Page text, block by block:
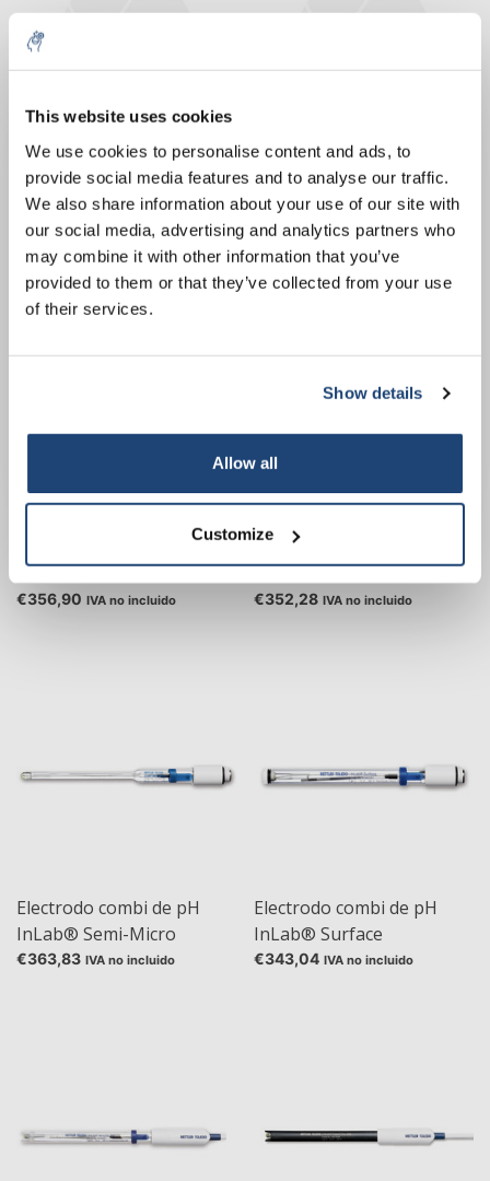
This website uses cookies
We use cookies to personalise content and ads, to
provide social media features and to analyse our traffic.
We also share information about your use of our site with
our social media, advertising and analytics partners who
may combine it with other information that you’ve
provided to them or that they’ve collected from your use
of their services.
Show details
Allow all
Customize
Adaptador para electrodos
de pH combinados, Gesch.
para: Electrodos de pH
combinados con BNC +
tapón de cinch y medidor
de pH con DIN 19262 +
€54,18 IVA no incluido
Adaptador para electrodos
de pH combinados, Gesch.
para: Electrodos de pH
combinados con enchufe
BNC y medidor de pH con
€37,08 IVA no incluido
Electrodo combi de pH
InLab® RoutinePro con
sensor de temperatura
€356,90 IVA no incluido
Electrodo combi de pH
InLab® Science
€352,28 IVA no incluido
Electrodo combi de pH
InLab® Semi-Micro
€363,83 IVA no incluido
Electrodo combi de pH
InLab® Surface
€343,04 IVA no incluido
5% off for your next order
Sign up for our newsletter to stay informed about
our new products, and receive a 10% discount on
your next purchase for all chemical products from
our own brand 😀
Your discount applies to orders above €50,00